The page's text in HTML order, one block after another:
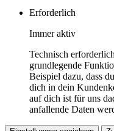
Erforderlich
Immer aktiv
Technisch
grundlegende
Beispiel dazu, dass
dich in dein
auf dich ist für uns
anfallende Daten